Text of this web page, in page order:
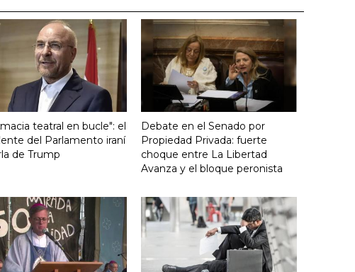
teatral en bucle": el
del Parlamento iraní
de Trump
Debate en el Senado por
Propiedad Privada: fuerte
choque entre La Libertad
Avanza y el bloque peronista